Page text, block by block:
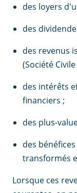
des loyers
des
des revenus
(Société
des intérêts
financiers ;
des plus-
des
transformés
Lorsque ces